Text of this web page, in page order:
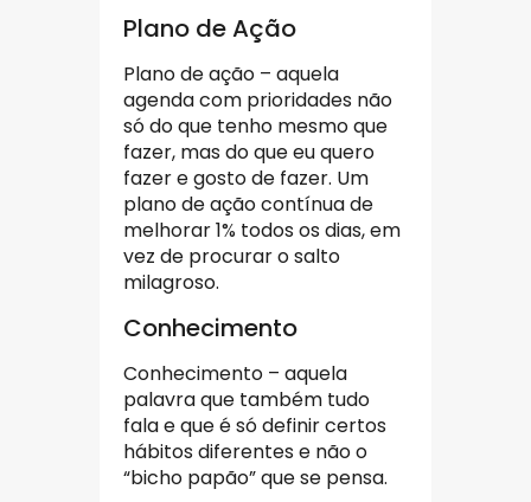
Plano de Ação
Plano de ação – aquela
agenda com prioridades não
só do que tenho mesmo que
fazer, mas do que eu quero
fazer e gosto de fazer. Um
plano de ação contínua de
melhorar 1% todos os dias, em
vez de procurar o salto
milagroso.
Conhecimento
Conhecimento – aquela
palavra que também tudo
fala e que é só definir certos
hábitos diferentes e não o
“bicho papão” que se pensa.